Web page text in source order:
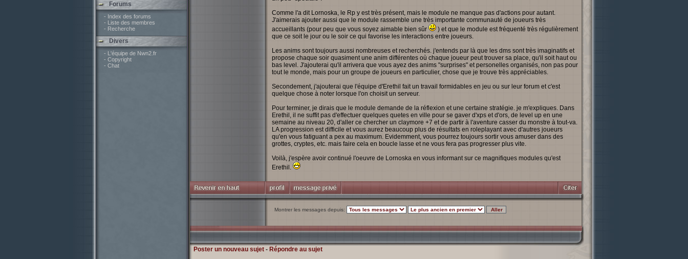
Forums
- Index des forums
- Liste des membres
- Recherche
Divers
- L'équipe de Nwn2.fr
- Copyright
- Chat
Comme l'a dit Lornoska, le Rp y est très présent, mais le module ne manque pas d'actions pour autant.
J'aimerais ajouter aussi que le module rassemble une très importante communauté de joueurs très
accueillants (pour peu que vous soyez aimable bien sûr
) et que le module est fréquenté très régulièrement
que ce soit le jour ou le soir ce qui favorise les interactions entre joueurs.
Les anims sont toujours aussi nombreuses et recherchés. j'entends par là que les dms sont très imaginatifs et
propose chaque soir quasiment une anim différentes où chaque joueur peut trouver sa place, qu'il soit haut ou
bas level. J'ajouterai qu'il arrivera que vous ayez des anims "surprises" et personelles organisés, non pas pour
tout le monde, mais pour un groupe de joueurs en particulier, chose que je trouve très appréciables.
Secondement, j'ajouterai que l'équipe d'Erethil fait un travail formidables en jeu ou sur leur forum et c'est
quelque chose à noter lorsque l'on choisit un serveur.
Pour terminer, je dirais que le module demande de la réflexion et une certaine stratégie. je m'expliques. Dans
Erethil, il ne suffit pas d'effectuer quelques quetes en ville pour se gaver d'xps et d'ors, de level up en une
semaine au niveau 20, d'aller ce chercher un claymore +7 et de partir à l'aventure casser du monstre à tout-va.
LA progression est difficile et vous aurez beaucoup plus de résultats en roleplayant avec d'autres joueurs
qu'en vous fatiguant a pex au maximum. Evidemment, vous pourrez toujours sortir vous amuser dans des
grottes, cryptes, etc. mais faire cela en boucle lasse et ne vous fera pas progresser plus vite.
Voilà, j'espère avoir continué l'oeuvre de Lornoska en vous informant sur ce magnifiques modules qu'est
Erethil.
Montrer les messages depuis:
Poster un nouveau sujet- Répondre au sujet